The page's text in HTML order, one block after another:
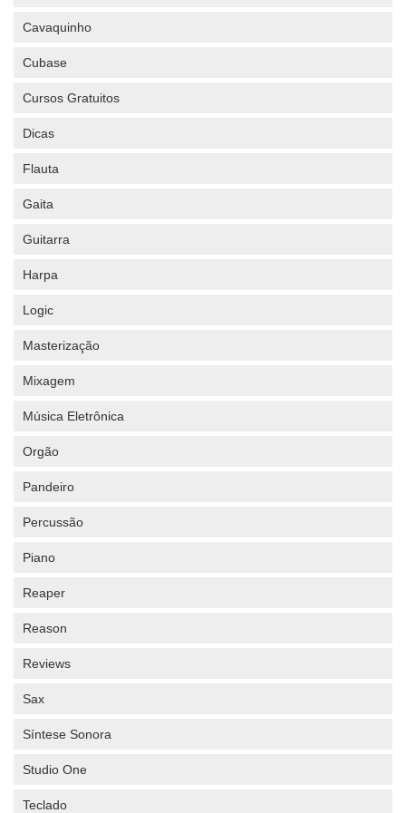
Cavaquinho
Cubase
Cursos Gratuitos
Dicas
Flauta
Gaita
Guitarra
Harpa
Logic
Masterização
Mixagem
Música Eletrônica
Orgão
Pandeiro
Percussão
Piano
Reaper
Reason
Reviews
Sax
Síntese Sonora
Studio One
Teclado